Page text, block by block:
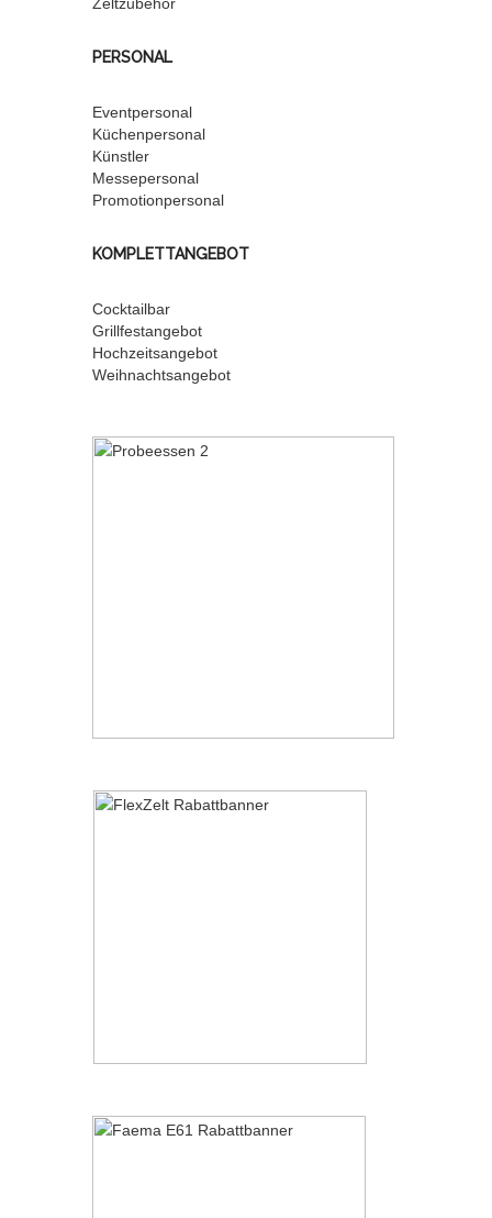
PERSONAL
Eventpersonal
Küchenpersonal
Künstler
Messepersonal
Promotionpersonal
KOMPLETTANGEBOT
Cocktailbar
Grillfestangebot
Hochzeitsangebot
Weihnachtsangebot